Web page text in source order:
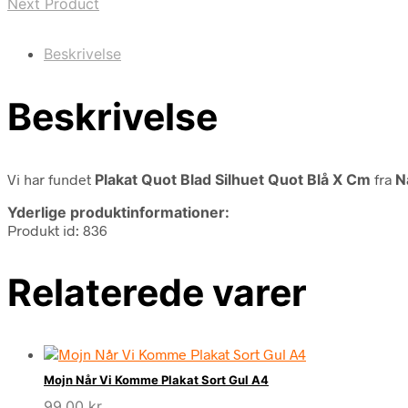
Beskrivelse
Beskrivelse
Vi har fundet Plakat Quot Blad Silhuet Quot Blå X Cm fra
Yderlige produktinformationer:
Produkt id: 836
Relaterede varer
Mojn Når Vi Komme Plakat Sort Gul A4